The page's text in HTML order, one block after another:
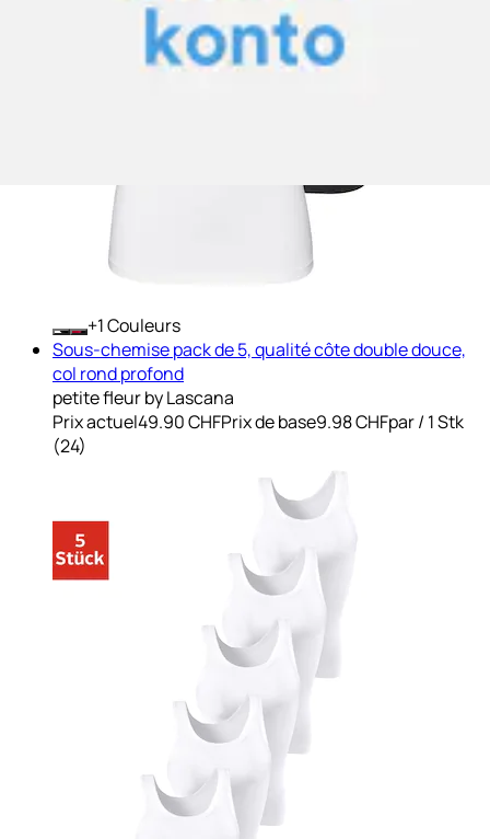
+ Couleurs
Sous-chemise pack de 5, qualité côte double douce,
col rond profond
petite fleur by Lascana
Prix actuel49.90 CHFPrix de base9.98 CHFpar/ 1 Stk
(24)